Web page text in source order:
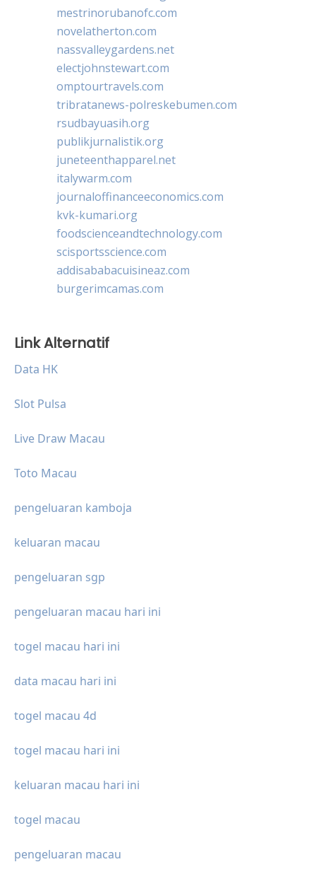
mestrinorubanofc.com
novelatherton.com
nassvalleygardens.net
electjohnstewart.com
omptourtravels.com
tribratanews-polreskebumen.com
rsudbayuasih.org
publikjurnalistik.org
juneteenthapparel.net
italywarm.com
journaloffinanceeconomics.com
kvk-kumari.org
foodscienceandtechnology.com
scisportsscience.com
addisababacuisineaz.com
burgerimcamas.com
Link Alternatif
Data HK
Slot Pulsa
Live Draw Macau
Toto Macau
pengeluaran kamboja
keluaran macau
pengeluaran sgp
pengeluaran macau hari ini
togel macau hari ini
data macau hari ini
togel macau 4d
togel macau hari ini
keluaran macau hari ini
togel macau
pengeluaran macau